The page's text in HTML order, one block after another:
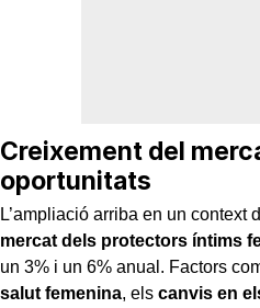
Creixement del
oportunitats
L’ampliació arriba en un context
mercat dels protectors íntims
un 3% i un 6% anual. Factors
salut femenina, els canvis en